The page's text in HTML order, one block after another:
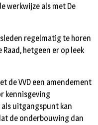
werkwijze als met De
regelmatig te horen
hetgeen er op leek
de VVD een amendement
kennisgeving
uitgangspunt kan
de onderbouwing dan